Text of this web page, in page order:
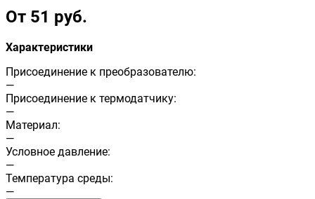
От 51 руб.
Характеристики
Присоединение к преобразователю:
—
Присоединение к термодатчику:
—
Материал:
—
Условное давление:
—
Температура среды:
—